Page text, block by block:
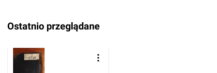
Ostatnio przeglądane